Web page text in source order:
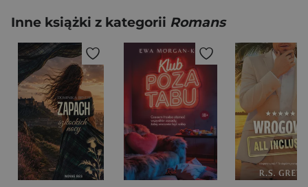
Inne książki z kategorii Romans